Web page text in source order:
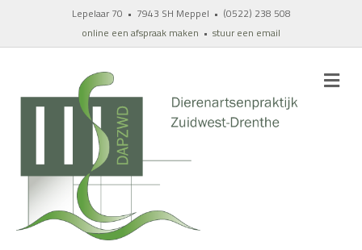
Lepelaar 70 • 7943 SH Meppel • (0522) 238 508
online een afspraak maken • stuur een email
M
E